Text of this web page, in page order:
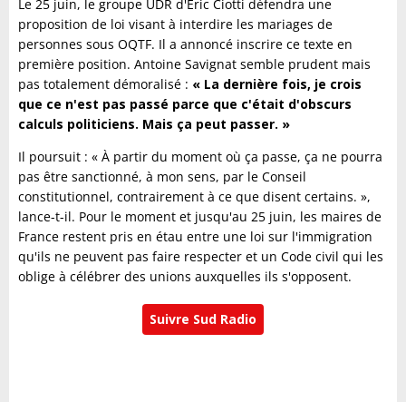
Le 25 juin, le groupe UDR d'Éric Ciotti défendra une
proposition de loi visant à interdire les mariages de
personnes sous OQTF. Il a annoncé inscrire ce texte en
première position. Antoine Savignat semble prudent mais
pas totalement démoralisé : « La dernière fois, je crois
que ce n'est pas passé parce que c'était d'obscurs
calculs politiciens. Mais ça peut passer. »
Il poursuit : « À partir du moment où ça passe, ça ne pourra
pas être sanctionné, à mon sens, par le Conseil
constitutionnel, contrairement à ce que disent certains. »,
lance-t-il. Pour le moment et jusqu'au 25 juin, les maires de
France restent pris en étau entre une loi sur l'immigration
qu'ils ne peuvent pas faire respecter et un Code civil qui les
oblige à célébrer des unions auxquelles ils s'opposent.
Suivre Sud Radio